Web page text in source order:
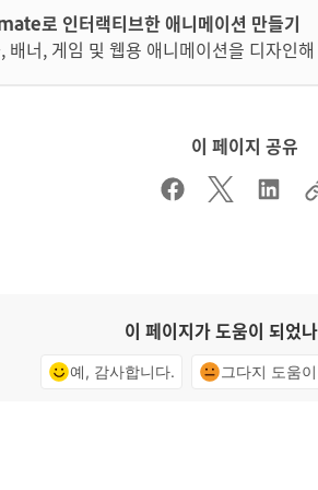
로 인터랙티브한 애니메이션 만들기
배너, 게임 및 웹용 애니메이션을 디자인
이 페이지 공유
이 페이지가 도움이 되었
예, 감사합니다. 그다지 도움